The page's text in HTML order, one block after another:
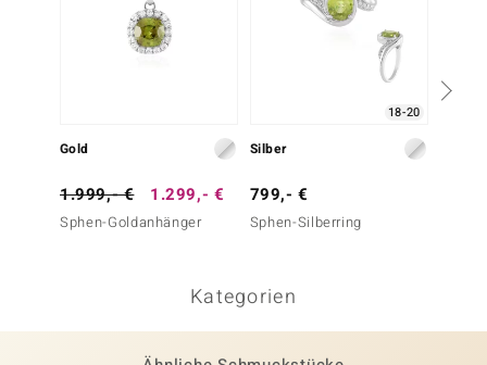
Gold
1.999,- € 1.299,- €
Sphen-Goldanhänger
18-20
Silber
799,- €
Sphen-Silberring
Kategorien